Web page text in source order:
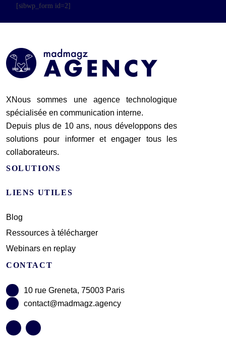
[sibwp_form id=2]
XNous sommes une agence technologique
spécialisée en communication interne.
Depuis plus de 10 ans, nous développons des
solutions pour informer et engager tous les
collaborateurs.
SOLUTIONS
LIENS UTILES
Blog
Ressources à télécharger
Webinars en replay
CONTACT
10 rue Greneta, 75003 Paris
contact@madmagz.agency